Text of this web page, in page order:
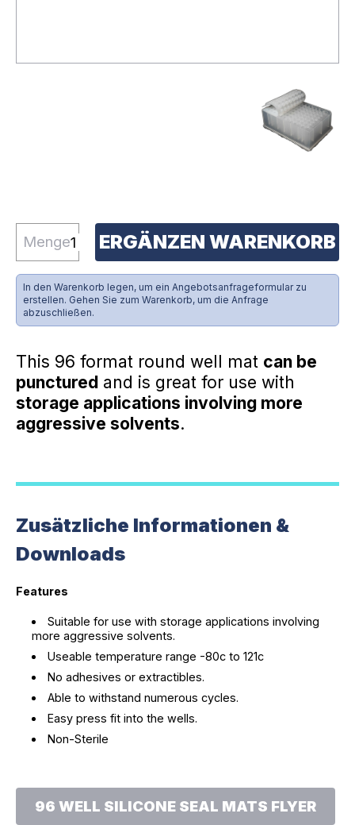
Menge ERGÄNZEN WARENKORB
In den Warenkorb legen, um ein Angebotsanfrageformular zu
erstellen. Gehen Sie zum Warenkorb, um die Anfrage
abzuschließen.
This 96 format round well mat can be
punctured and is great for use with
storage applications involving more
aggressive solvents.
Zusätzliche Informationen &
Downloads
Features
Suitable for use with storage applications involving
more aggressive solvents.
Useable temperature range -80c to 121c
No adhesives or extractibles.
Able to withstand numerous cycles.
Easy press fit into the wells.
Non-Sterile
96 WELL SILICONE SEAL MATS FLYER